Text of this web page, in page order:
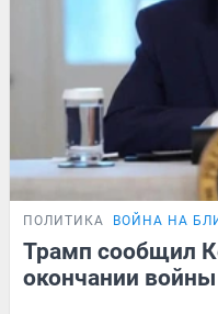
ПОЛИТИКА ВОЙНА НА
Трамп сообщил
окончании